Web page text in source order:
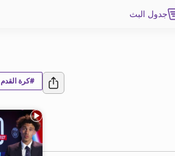
جدول البث
#كرة القدم